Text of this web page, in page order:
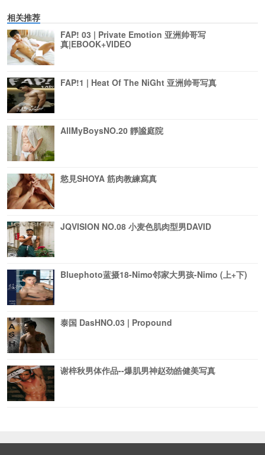
相关推荐
FAP! 03 | Private Emotion 亚洲帅哥写
真|EBOOK+VIDEO
FAP!1 | Heat Of The NiGht 亚洲帅哥写真
AllMyBoysNO.20 靜謐庭院
慾見SHOYA 筋肉教練寫真
JQVISION NO.08 小麦色肌肉型男DAVID
Bluephoto蓝摄18-Nimo邻家大男孩-Nimo (上+下)
泰国 DasHNO.03 | Propound
谢梓秋男体作品--爆肌男神赵劲皓健美写真